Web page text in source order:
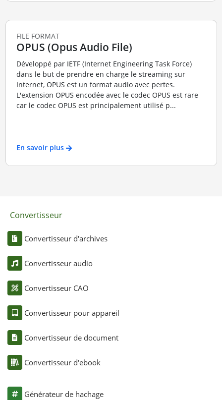
FILE FORMAT
OPUS (Opus Audio File)
Développé par IETF (Internet Engineering Task Force)
dans le but de prendre en charge le streaming sur
Internet, OPUS est un format audio avec pertes.
L'extension OPUS encodée avec le codec OPUS est rare
car le codec OPUS est principalement utilisé p...
En savoir plus
Convertisseur
Convertisseur d'archives
Convertisseur audio
Convertisseur CAO
Convertisseur pour appareil
Convertisseur de document
Convertisseur d'ebook
Générateur de hachage